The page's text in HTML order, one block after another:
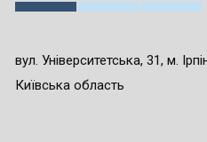
вул. Університетська, 31, м.
Київська область